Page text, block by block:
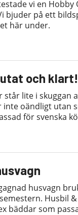
vi en Hobby
bjuder på ett
här under.
och klart!
står lite i skuggan
oändligt utan
för svenska
husvagn
Husbil
bäddar som